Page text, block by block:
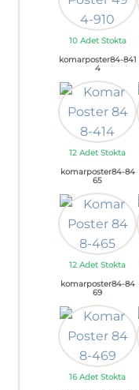
10 Adet Stokta
komarposter84-841
4
12 Adet Stokta
komarposter84-84
65
12 Adet Stokta
komarposter84-84
69
16 Adet Stokta